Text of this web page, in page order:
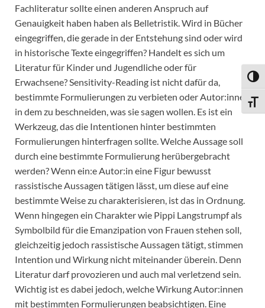
Fachliteratur sollte einen anderen Anspruch auf
Genauigkeit haben haben als Belletristik. Wird in Bücher
eingegriffen, die gerade in der Entstehung sind oder wird
in historische Texte eingegriffen? Handelt es sich um
Literatur für Kinder und Jugendliche oder für
Erwachsene? Sensitivity-Reading ist nicht dafür da,
bestimmte Formulierungen zu verbieten oder Autor:innen
in dem zu beschneiden, was sie sagen wollen. Es ist ein
Werkzeug, das die Intentionen hinter bestimmten
Formulierungen hinterfragen sollte. Welche Aussage soll
durch eine bestimmte Formulierung herübergebracht
werden? Wenn ein:e Autor:in eine Figur bewusst
rassistische Aussagen tätigen lässt, um diese auf eine
bestimmte Weise zu charakterisieren, ist das in Ordnung.
Wenn hingegen ein Charakter wie Pippi Langstrumpf als
Symbolbild für die Emanzipation von Frauen stehen soll,
gleichzeitig jedoch rassistische Aussagen tätigt, stimmen
Intention und Wirkung nicht miteinander überein. Denn
Literatur darf provozieren und auch mal verletzend sein.
Wichtig ist es dabei jedoch, welche Wirkung Autor:innen
mit bestimmten Formulierungen beabsichtigen. Eine